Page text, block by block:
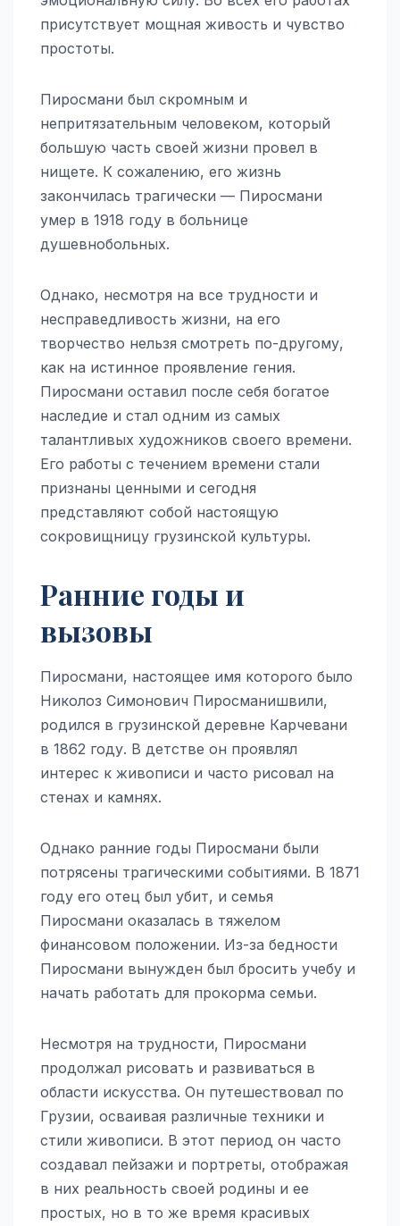
присутствует мощная живость и чувство
простоты.
Пиросмани был скромным и
непритязательным человеком, который
большую часть своей жизни провел в
нищете. К сожалению, его жизнь
закончилась трагически — Пиросмани
умер в 1918 году в больнице
душевнобольных.
Однако, несмотря на все трудности и
несправедливость жизни, на его
творчество нельзя смотреть по-другому,
как на истинное проявление гения.
Пиросмани оставил после себя богатое
наследие и стал одним из самых
талантливых художников своего времени.
Его работы с течением времени стали
признаны ценными и сегодня
представляют собой настоящую
сокровищницу грузинской культуры.
Ранние годы и
вызовы
Пиросмани, настоящее имя которого было
Николоз Симонович Пиросманишвили,
родился в грузинской деревне Карчевани
в 1862 году. В детстве он проявлял
интерес к живописи и часто рисовал на
стенах и камнях.
Однако ранние годы Пиросмани были
потрясены трагическими событиями. В 1871
году его отец был убит, и семья
Пиросмани оказалась в тяжелом
финансовом положении. Из-за бедности
Пиросмани вынужден был бросить учебу и
начать работать для прокорма семьи.
Несмотря на трудности, Пиросмани
продолжал рисовать и развиваться в
области искусства. Он путешествовал по
Грузии, осваивая различные техники и
стили живописи. В этот период он часто
создавал пейзажи и портреты, отображая
в них реальность своей родины и ее
простых, но в то же время красивых